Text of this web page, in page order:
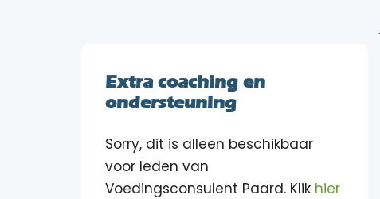
Extra coaching en
ondersteuning
Sorry, dit is alleen beschikbaar
voor leden van
Voedingsconsulent Paard. Klik hier